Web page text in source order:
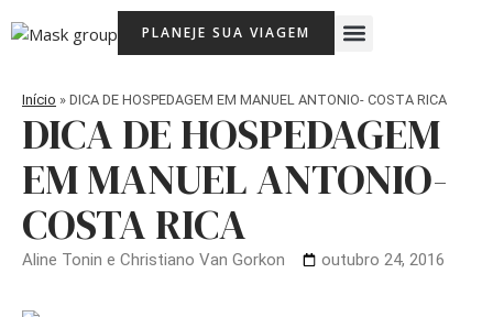
para
PLANEJE SUA VIAGEM Menu
Início » DICA DE HOSPEDAGEM EM MANUEL ANTONIO- COSTA RICA
DICA DE HOSPEDAGEM
EM MANUEL ANTONIO-
COSTA RICA
Aline Tonin e Christiano Van Gorkon outubro 24, 2016